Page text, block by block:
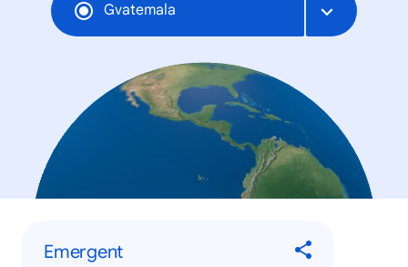
Gvatemala
Emergent